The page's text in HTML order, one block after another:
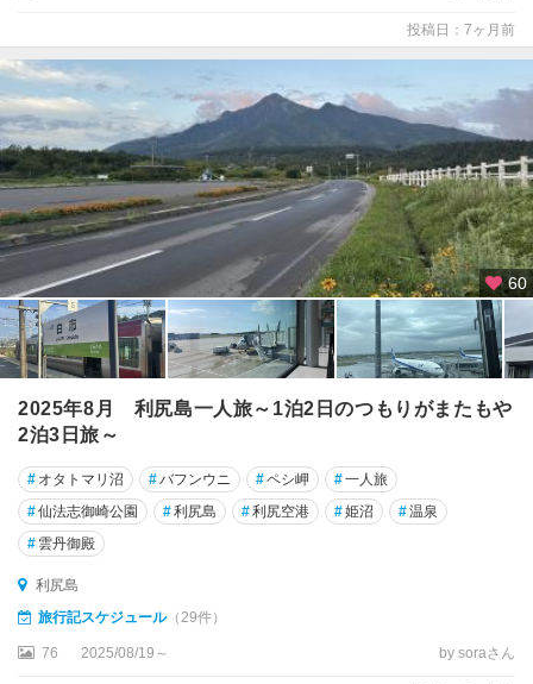
投稿日：7ヶ月前
60
2025年8月 利尻島一人旅～1泊2日のつもりがまたもや
2泊3日旅～
# オタトマリ沼 #バフンウニ #ペシ岬 #一人旅
#仙法志御崎公園 #利尻島 #利尻空港 #姫沼 #温泉
# 雲丹御殿
利尻島
旅行記スケジュール（29件）
76 2025/08/19～ by soraさん